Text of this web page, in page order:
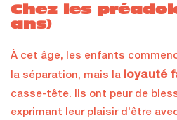
Chez les
ans)
À cet âge, les enfants
la séparation, mais la loyauté
casse-tête. Ils ont peur de
exprimant leur plaisir d’être